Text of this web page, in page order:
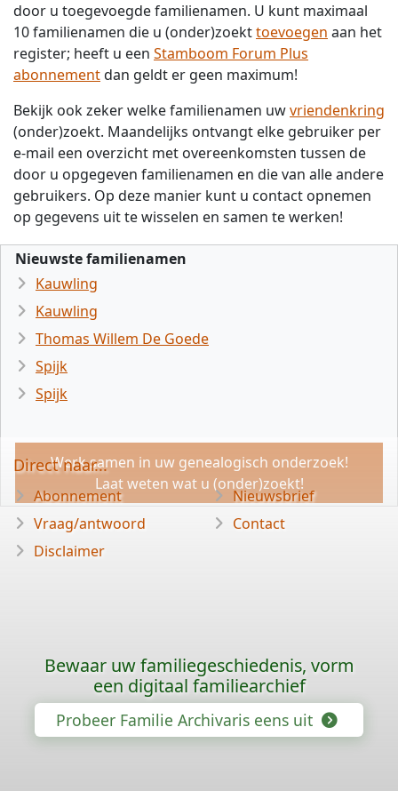
door u toegevoegde familienamen. U kunt maximaal
10 familienamen die u (onder)zoekttoevoegen aan het
register; heeft u een Stamboom Forum Plus
abonnementdan geldt er geen maximum!
Bekijk ook zeker welke familienamen uwvriendenkring
(onder)zoekt. Maandelijks ontvangt elke gebruiker per
e-mail een overzicht met overeenkomsten tussen de
door u opgegeven familienamen en die van alle andere
gebruikers. Op deze manier kunt u contact opnemen
op gegevens uit te wisselen en samen te werken!
Nieuwste familienamen
Kauwling
Kauwling
Thomas Willem De Goede
Spijk
Spijk
Werk samen in uw genealogisch onderzoek!
Laat weten wat u (onder)zoekt!
Direct naar...
Abonnement
Vraag/antwoord
Disclaimer
Nieuwsbrief
Contact
Bewaar uw familiegeschiedenis, vorm
een digitaal familiearchief
Probeer Familie Archivaris eens uit